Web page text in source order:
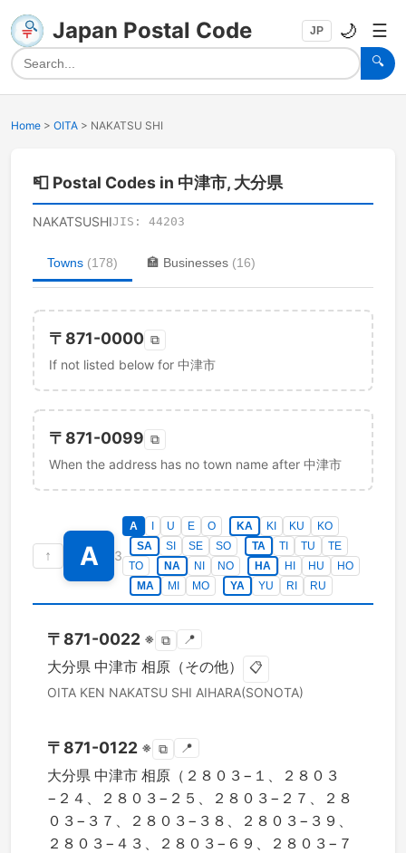
Japan Postal Code
🔍
JP 🌙 ☰
Home > OITA > NAKATSU SHI
📮 Postal Codes in 中津市, 大分県
NAKATSUSHIJIS: 44203
Towns (178) 🏣 Businesses (16)
〒 871-0000 ⧉
If not listed below for 中津市
〒 871-0099 ⧉
When the address has no town name after 中津市
↑ A 3
A U E O KA KI KU
KO
SA
SI SE SO TA TI TU
TE
TO
NA NI NO HA HI HU
HO
MA
MI MO YA YU RI RU
〒 871-0022 ※ ⧉ 📍
大分県 中津市 相原（その他） 📋
OITA KEN NAKATSU SHI AIHARA(SONOTA)
〒 871-0122 ※ ⧉ 📍
大分県 中津市 相原（２８０３−１、２８０３
−２４、２８０３−２５、２８０３−２７、２８
０３−３７、２８０３−３８、２８０３−３９、
２８０３−４３、２８０３−６９、２８０３−７